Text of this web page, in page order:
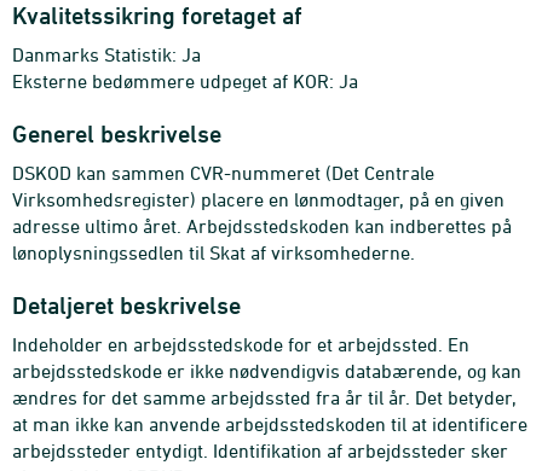
Kvalitetssikring foretaget af
Danmarks Statistik: Ja
Eksterne bedømmere udpeget af KOR: Ja
Generel beskrivelse
DSKOD kan sammen CVR-nummeret (Det Centrale
Virksomhedsregister) placere en lønmodtager, på en given
adresse ultimo året. Arbejdsstedskoden kan indberettes på
lønoplysningssedlen til Skat af virksomhederne.
Detaljeret beskrivelse
Indeholder en arbejdsstedskode for et arbejdssted. En
arbejdsstedskode er ikke nødvendigvis databærende, og kan
ændres for det samme arbejdssted fra år til år. Det betyder,
at man ikke kan anvende arbejdsstedskoden til at identificere
arbejdssteder entydigt. Identifikation af arbejdssteder sker